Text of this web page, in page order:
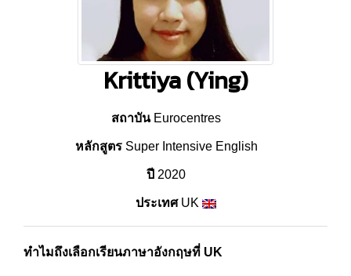
Krittiya (Ying)
สถาบันEurocentres
หลักสูตรSuper Intensive English
ปี 2020
ประเทศUK
ทำไมถึงเลือกเรียนภาษาอังกฤษที่ UK